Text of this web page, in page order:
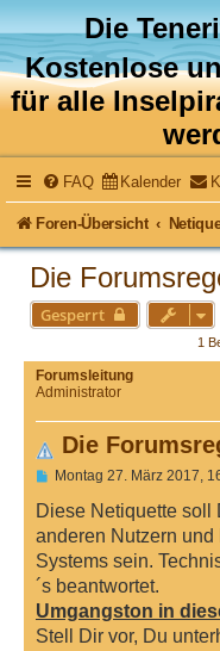
Die
Kostenlose
für alle
FAQ Kalender
Foren-Übersicht
Die
Gesperrt
1
Forumsleitung
Administrator
Die
B
i
r
a
g
Montag 27. März 2017,
Diese Netiquette soll
anderen Nutzern
Systems sein.
´s beantwortet.
Umgangston in
Stell Dir vor, Du